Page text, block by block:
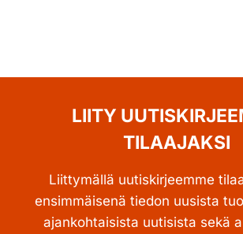
LIITY
TILAAJAKSI
Liittymällä uutiskirjeemme
ensimmäisenä tiedon uusista
ajankohtaisista uutisista sekä